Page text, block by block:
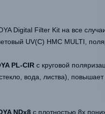
Нажимая
Digital Filter Kit на все
UV(C) HMC MULTI,
PL-CIR с круговой
вода, листва),
NDx8 с плотностью 8x